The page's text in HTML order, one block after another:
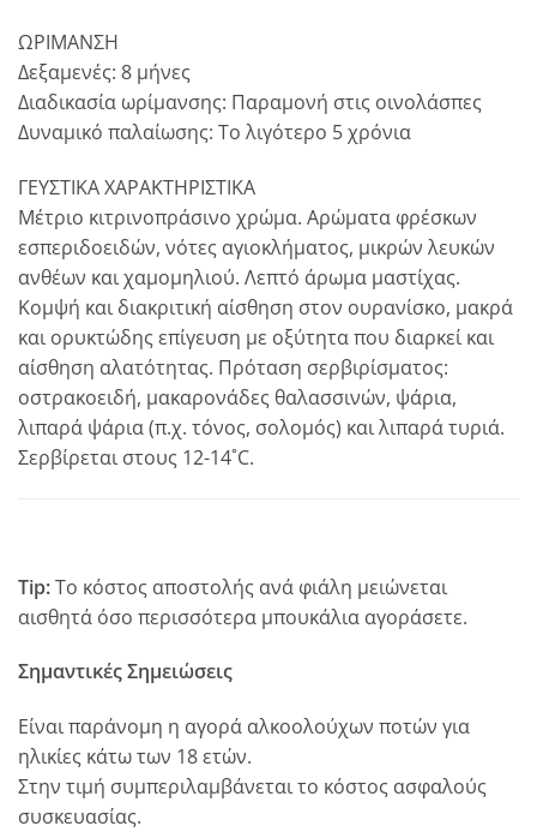
ΩΡΙΜΑΝΣΗ
Δεξαμενές: 8 μήνες
Διαδικασία ωρίμανσης: Παραμονή στις οινολάσπες
Δυναμικό παλαίωσης: Το λιγότερο 5 χρόνια
ΓΕΥΣΤΙΚΑ ΧΑΡΑΚΤΗΡΙΣΤΙΚΑ
Μέτριο κιτρινοπράσινο χρώμα. Αρώματα φρέσκων
εσπεριδοειδών, νότες αγιοκλήματος, μικρών λευκών
ανθέων και χαμομηλιού. Λεπτό άρωμα μαστίχας.
Κομψή και διακριτική αίσθηση στον ουρανίσκο, μακρά
και ορυκτώδης επίγευση με οξύτητα που διαρκεί και
αίσθηση αλατότητας. Πρόταση σερβιρίσματος:
οστρακοειδή, μακαρονάδες θαλασσινών, ψάρια,
λιπαρά ψάρια (π.χ. τόνος, σολομός) και λιπαρά τυριά.
Σερβίρεται στους 12-14˚C.
Tip:Το κόστος αποστολής ανά φιάλη μειώνεται
αισθητά όσο περισσότερα μπουκάλια αγοράσετε.
Σημαντικές Σημειώσεις
Είναι παράνομη η αγορά αλκοολούχων ποτών για
ηλικίες κάτω των 18 ετών.
Στην τιμή συμπεριλαμβάνεται το κόστος ασφαλούς
συσκευασίας.